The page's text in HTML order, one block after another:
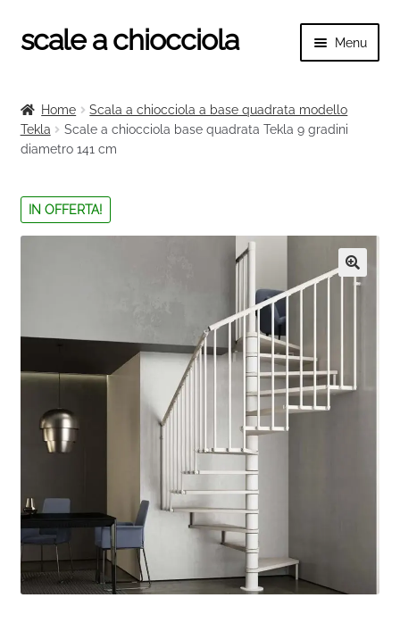
Vai
alla
Vai
al
scale a chiocciola Menu
Tutte le scale
child
Ringhiere e balaustre
il
menu
child
Home
Scala a chiocciola a base quadrata modello
Tekla
Scale a chiocciola base quadrata Tekla 9 gradini
diametro 141 cm
IN OFFERTA!
🔍